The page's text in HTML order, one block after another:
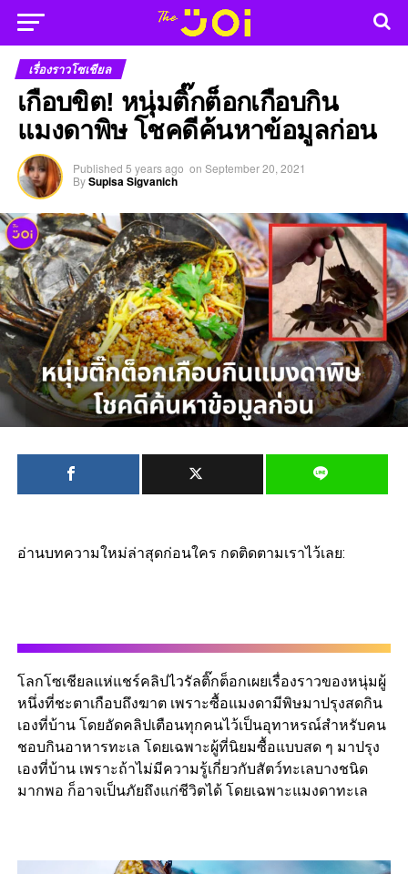
เรื่องราวโซเชียล
เกือบขิต! หนุ่มติ๊กต็อกเกือบกิน
แมงดาพิษ โชคดีค้นหาข้อมูลก่อน
Published 5 years ago on September 20, 2021
BySupisa Sigvanich
อ่านบทความใหม่ล่าสุดก่อนใคร กดติดตามเราไว้เลย:
โลกโซเชียลแห่แชร์คลิปไวรัลติ๊กต็อกเผยเรื่องราวของหนุ่มผู้
หนึ่งที่ชะตาเกือบถึงฆาต เพราะซื้อแมงดามีพิษมาปรุงสดกิน
เองที่บ้าน โดยอัดคลิปเตือนทุกคนไว้เป็นอุทาหรณ์สำหรับคน
ชอบกินอาหารทะเล โดยเฉพาะผู้ที่นิยมซื้อแบบสด ๆ มาปรุง
เองที่บ้าน เพราะถ้าไม่มีความรู้เกี่ยวกับสัตว์ทะเลบางชนิด
มากพอ ก็อาจเป็นภัยถึงแก่ชีวิตได้ โดยเฉพาะแมงดาทะเล